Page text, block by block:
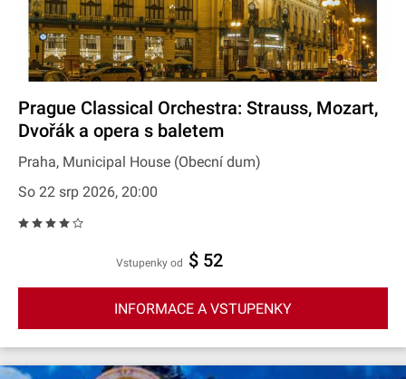
Prague Classical Orchestra: Strauss, Mozart,
Dvořák a opera s baletem
Praha, Municipal House (Obecní dum)
So 22 srp 2026, 20:00
Vstupenky od $ 52
INFORMACE A VSTUPENKY